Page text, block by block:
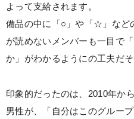
よって支給されます。
備品の中に「○」や「☆」など
が読めないメンバーも一目で
か」がわかるようにの工夫だそ
印象的だったのは、2010年か
男性が、「自分はこのグルー